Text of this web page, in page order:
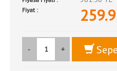
Fiyat :
- +